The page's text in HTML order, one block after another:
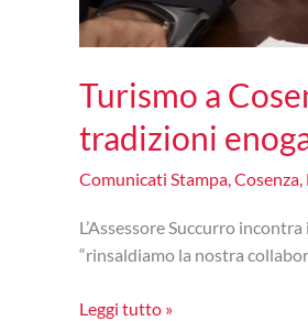
Turismo a
tradizioni
Comunicati Stampa,Cosenza,
L’Assessore Succurro
“rinsaldiamo la nostra
Turismo
Leggi tutto »